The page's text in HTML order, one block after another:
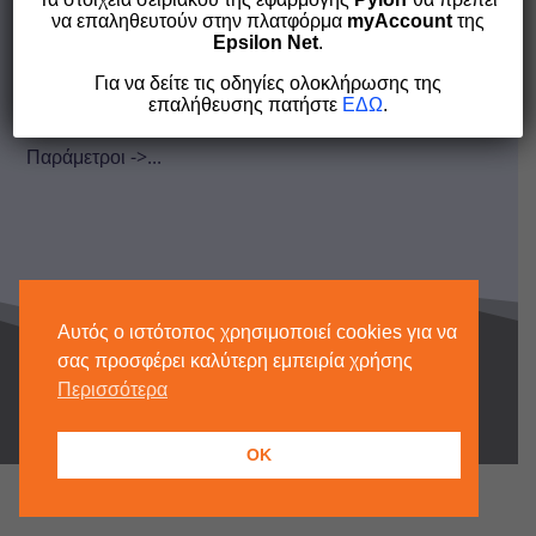
Τελ. Ενημέρωση: 10/03/26, 14:30|Αξιόγραφα
Για να παρακολουθήσετε το κύκλωμα των αξιογράφων,
ακολουθήστε τα παρακάτω βήματα: ΑΝΤΙΓΡΑΦΗ
Παράμετροι ->...
Copyright © 2026 Epsilon Net |Cookies
να επαληθευτούν στην πλατφόρμα myAccount της
Epsilon Net.
Για να δείτε τις οδηγίες ολοκλήρωσης της
επαλήθευσης πατήστε ΕΔΩ.
Αυτός ο ιστότοπος χρησιμοποιεί cookies για να
σας προσφέρει καλύτερη εμπειρία χρήσης
Περισσότερα
OK